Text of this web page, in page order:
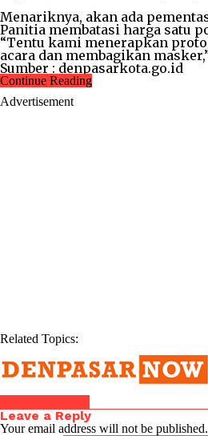
Menariknya, akan ada
Panitia membatasi harga satu
“Tentu kami menerapkan
acara dan membagikan
Sumber : denpasarkota.go.id
Continue Reading
Advertisement
Related Topics:
Leave a Reply
Your email address will not be published.